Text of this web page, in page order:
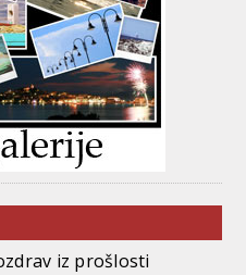
iz prošlosti